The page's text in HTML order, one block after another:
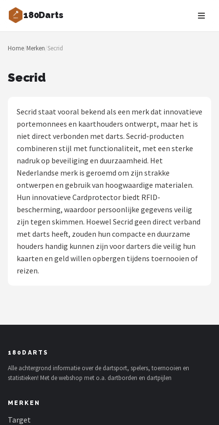
180Darts
Zoeken
NAVIGATIE
Blog
Dartspelers
Toernooien
Spelregels
Uitgooilijst
Dartshop
Target
ABC Darts
Harrows
Home/Merken/Secrid
Secrid
Secrid staat vooral bekend als een merk dat innovatieve
portemonnees en kaarthouders ontwerpt, maar het is
niet direct verbonden met darts. Secrid-producten
combineren stijl met functionaliteit, met een sterke
nadruk op beveiliging en duurzaamheid. Het
Nederlandse merk is geroemd om zijn strakke
ontwerpen en gebruik van hoogwaardige materialen.
Hun innovatieve Cardprotector biedt RFID-
bescherming, waardoor persoonlijke gegevens veilig
zijn tegen skimmen. Hoewel Secrid geen direct verband
met darts heeft, zouden hun compacte en duurzame
houders handig kunnen zijn voor darters die veilig hun
kaarten en geld willen opbergen tijdens toernooien of
reizen.
180DARTS
Alle achtergrond informatie over de dartsport, spelers, toernooien en
statistieken! Met de webshop met o.a. dartborden en dartpijlen
MERKEN
Target